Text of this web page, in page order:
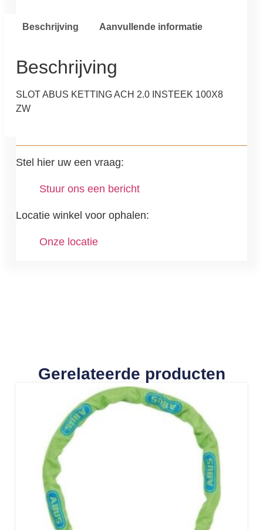
Beschrijving Aanvullende informatie
Beschrijving
SLOT ABUS KETTING ACH 2.0 INSTEEK 100X8
ZW
Stel hier uw een vraag:
Stuur ons een bericht
Locatie winkel voor ophalen:
Onze locatie
Gerelateerde producten